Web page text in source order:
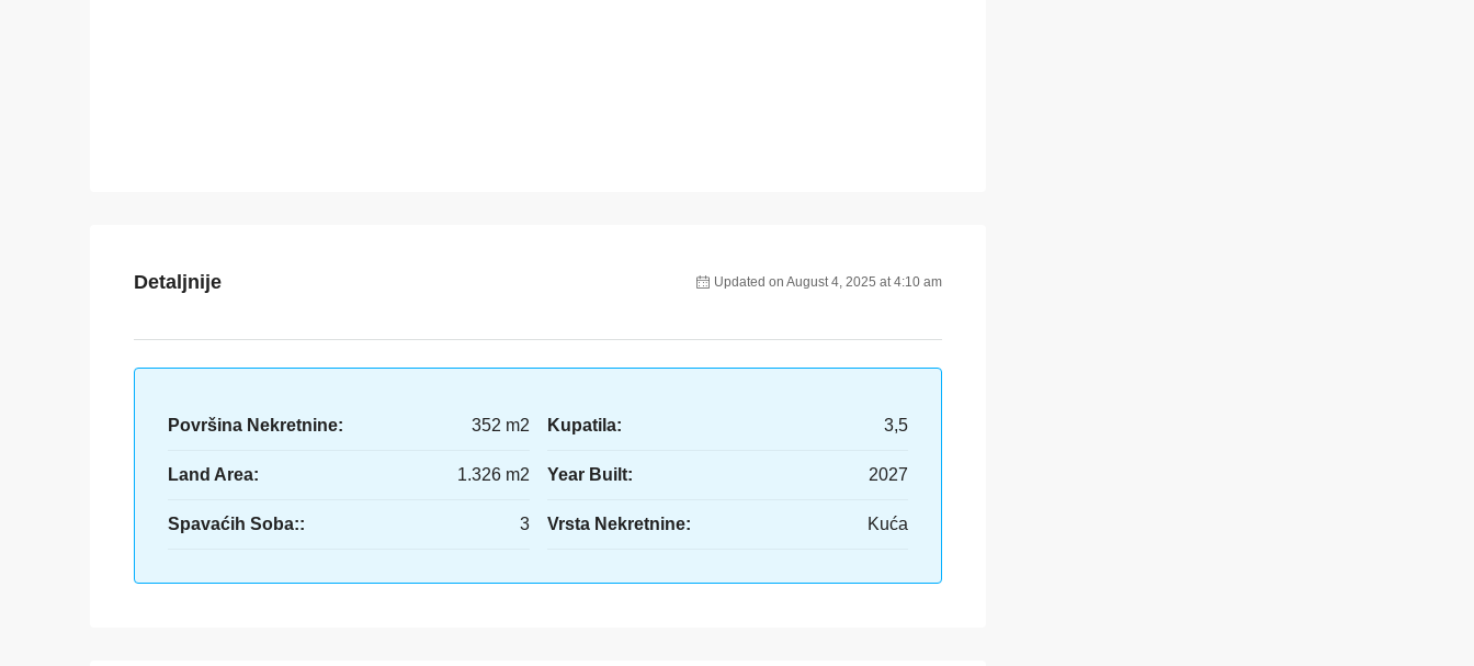
Detaljnije Updated on August 4, 2025 at 4:10 am
Površina Nekretnine: 352 m2
Land Area: 1.326 m2
Spavaćih Soba:: 3
Kupatila: 3,5
Year Built: 2027
Vrsta Nekretnine: Kuća